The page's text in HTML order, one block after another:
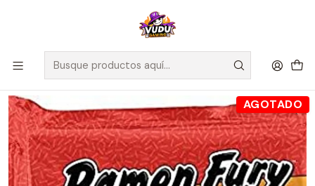
🚀 ¡Despachamos a todo Chile! Envío GRATIS a Regiones sobre
$100.000 y a RM sobre $35.000
Juegos de Mesa Competitivos Ramen Fury - Español
AGOTADO